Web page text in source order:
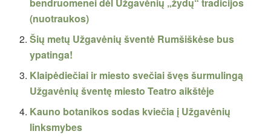
bendruomenei dėl Užgavėnių „žydų“ tradicijos
(nuotraukos)
Šių metų Užgavėnių šventė Rumšiškėse bus
ypatinga!
Klaipėdiečiai ir miesto svečiai švęs šurmulingą
Užgavėnių šventę miesto Teatro aikštėje
Kauno botanikos sodas kviečia į Užgavėnių
linksmybes